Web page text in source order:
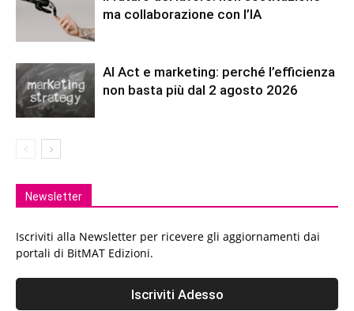
ma collaborazione con l’IA
AI Act e marketing: perché l’efficienza
non basta più dal 2 agosto 2026
Newsletter
Iscriviti alla Newsletter per ricevere gli aggiornamenti dai
portali di BitMAT Edizioni.